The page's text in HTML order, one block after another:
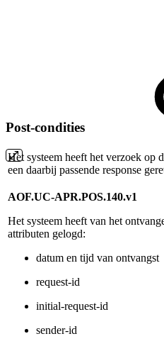
Post-condities
Het systeem heeft het verzoek op
een daarbij passende response
AOF.UC-APR.POS.140.v1
Het systeem heeft van het
attributen gelogd:
datum en tijd van ontvangst
request-id
initial-request-id
sender-id